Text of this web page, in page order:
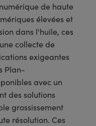
de haute
élevées et
dans l'huile, ces
collecte de
exigeantes
Plan-
avec un
des solutions
grossissement
résolution. Ces